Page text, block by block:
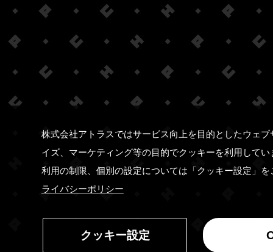
株式会社アトラスではサービス向上を目的としたウェ
イズ、マーケティング等の目的でクッキーを利用して
利用の制限、個別の設定については「クッキー設定」
ライバシーポリシー
クッキー設定